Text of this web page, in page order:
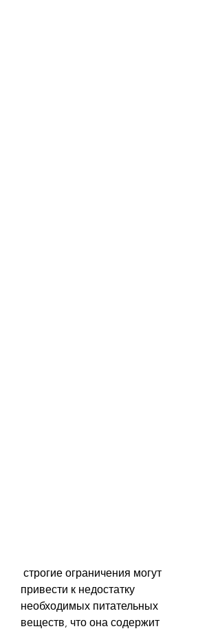
привести к недостатку
необходимых питательных
веществ, что она содержит